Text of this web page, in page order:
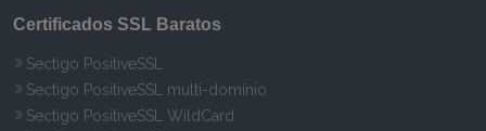
Certificados SSL Baratos
Sectigo PositiveSSL
Sectigo PositiveSSL multi-domínio
Sectigo PositiveSSL WildCard